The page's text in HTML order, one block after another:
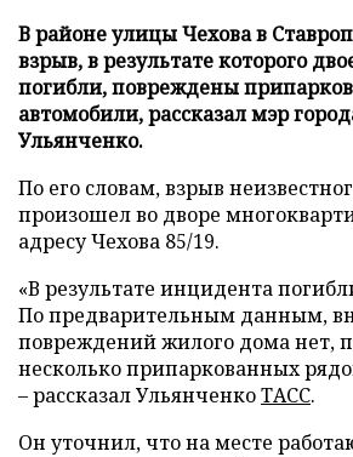
В районе улицы Чехова в
взрыв, в результате которого
погибли, повреждены
автомобили, рассказал мэр
Ульянченко.
По его словам, взрыв
произошел во дворе
адресу Чехова 85/19.
«В результате инцидента
По предварительным данным,
повреждений жилого дома нет,
несколько припаркованных
– рассказал УльянченкоТАСС.
Он уточнил, что на месте